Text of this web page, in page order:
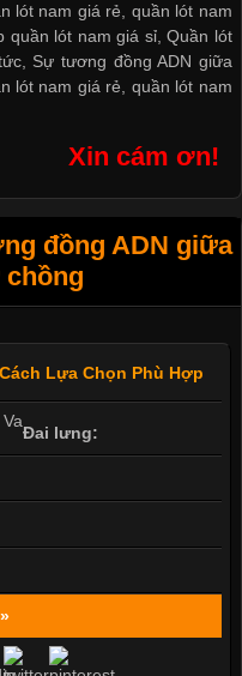
lót nam giá rẻ, quần lót nam
quần lót nam giá sỉ,Quần lót
, Sự tương đồng ADN giữa
lót nam giá rẻ, quần lót nam
Xin cám ơn!
đồng ADN giữa
Lựa Chọn Phù Hợp
Đai lưng: